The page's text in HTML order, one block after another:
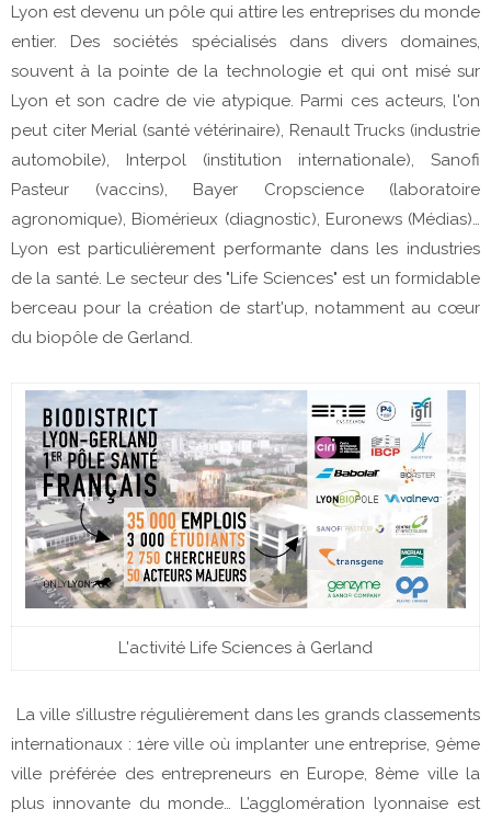
Lyon est devenu un pôle qui attire les entreprises du monde
entier. Des sociétés spécialisés dans divers domaines,
souvent à la pointe de la technologie et qui ont misé sur
Lyon et son cadre de vie atypique. Parmi ces acteurs, l'on
peut citer Merial (santé vétérinaire), Renault Trucks (industrie
automobile), Interpol (institution internationale), Sanofi
Pasteur (vaccins), Bayer Cropscience (laboratoire
agronomique), Biomérieux (diagnostic), Euronews (Médias)…
Lyon est particulièrement performante dans les industries
de la santé. Le secteur des "Life Sciences" est un formidable
berceau pour la création de start'up, notamment au cœur
du biopôle de Gerland.
L'activité Life Sciences à Gerland
La ville s’illustre régulièrement dans les grands classements
internationaux : 1ère ville où implanter une entreprise, 9ème
ville préférée des entrepreneurs en Europe, 8ème ville la
plus innovante du monde… L’agglomération lyonnaise est